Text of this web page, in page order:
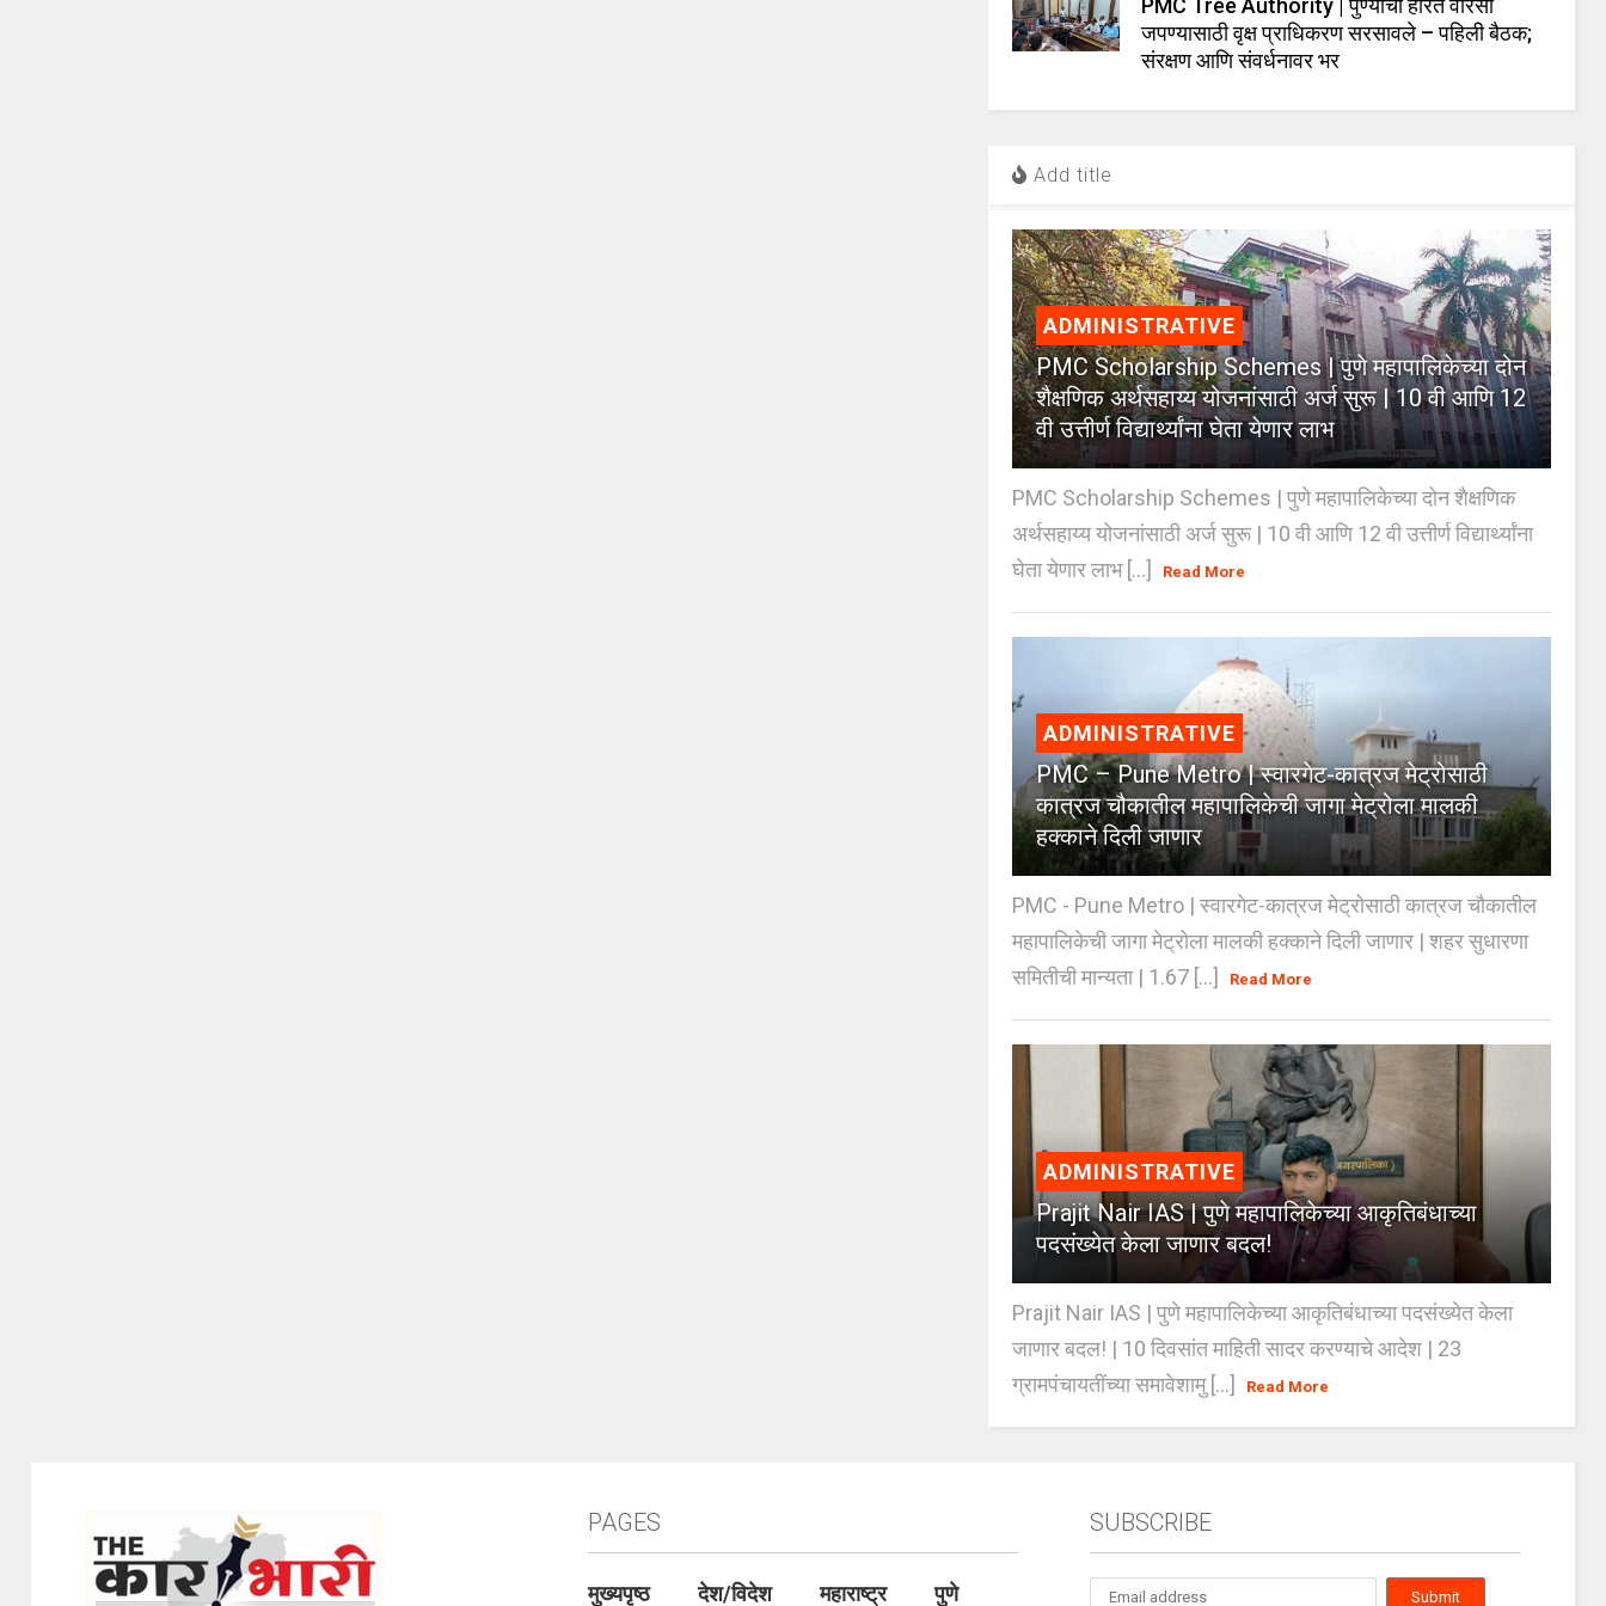
PMC Tree Authority | पुण्याचा हरित वारसा
जपण्यासाठी वृक्ष प्राधिकरण सरसावले – पहिली बैठक;
संरक्षण आणि संवर्धनावर भर
Add title
ADMINISTRATIVE
PMC Scholarship Schemes | पुणे महापालिकेच्या दोन
शैक्षणिक अर्थसहाय्य योजनांसाठी अर्ज सुरू | 10 वी आणि 12
वी उत्तीर्ण विद्यार्थ्यांना घेता येणार लाभ
PMC Scholarship Schemes | पुणे महापालिकेच्या दोन शैक्षणिक
अर्थसहाय्य योजनांसाठी अर्ज सुरू | 10 वी आणि 12 वी उत्तीर्ण विद्यार्थ्यांना
घेता येणार लाभ [...]
Read More
ADMINISTRATIVE
PMC – Pune Metro | स्वारगेट-कात्रज मेट्रोसाठी
कात्रज चौकातील महापालिकेची जागा मेट्रोला मालकी
हक्काने दिली जाणार
PMC - Pune Metro | स्वारगेट-कात्रज मेट्रोसाठी कात्रज चौकातील
महापालिकेची जागा मेट्रोला मालकी हक्काने दिली जाणार | शहर सुधारणा
समितीची मान्यता | 1.67 [...]
Read More
ADMINISTRATIVE
Prajit Nair IAS | पुणे महापालिकेच्या आकृतिबंधाच्या
पदसंख्येत केला जाणार बदल!
Prajit Nair IAS | पुणे महापालिकेच्या आकृतिबंधाच्या पदसंख्येत केला
जाणार बदल! | 10 दिवसांत माहिती सादर करण्याचे आदेश | 23
ग्रामपंचायतींच्या समावेशामु [...]
Read More
PAGES
मुख्यपृष्ठ देश/विदेश महाराष्ट्र पुणे
SUBSCRIBE